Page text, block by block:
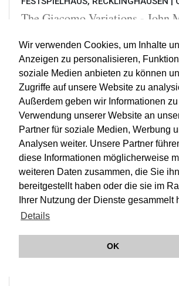
Wir verwenden Cookies, um Inhalte
Anzeigen zu personalisieren,
soziale Medien anbieten zu können
Zugriffe auf unsere Website zu
Außerdem geben wir Informationen
Verwendung unserer Website an
Partner für soziale Medien, Werbung
Analysen weiter. Unsere Partner
diese Informationen möglicherweise
weiteren Daten zusammen, die Sie
bereitgestellt haben oder die sie im
Ihrer Nutzung der Dienste gesammelt
Details
OK
The Giacomo Variations - John
ORCHESTER WIENER AKADEMIE
MARTIN HASELBÖCK
OWA
BHN
SA, 07. MAI 2011
RUHRFESTSPIELE RECKLINGHAUSEN
The Giacomo Variations - John
Casanova